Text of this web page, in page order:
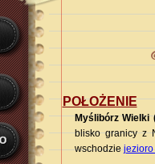
POŁOŻENIE
Myślibórz Wielki
blisko granicy z
wschodziejezioro